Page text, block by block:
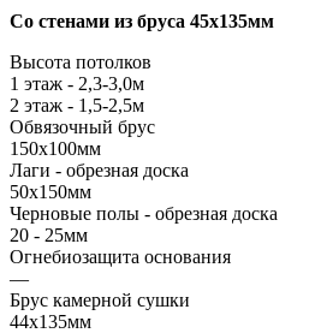
Со стенами из бруса 45х135мм
Высота потолков
1 этаж - 2,3-3,0м
2 этаж - 1,5-2,5м
Обвязочный брус
150х100мм
Лаги - обрезная доска
50х150мм
Черновые полы - обрезная доска
20 - 25мм
Огнебиозащита основания
—
Брус камерной сушки
44х135мм